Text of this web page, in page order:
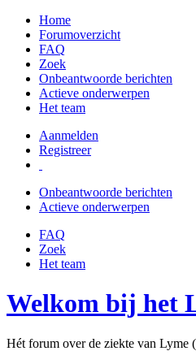
Home
Forumoverzicht
FAQ
Zoek
Onbeantwoorde berichten
Actieve onderwerpen
Het team
Aanmelden
Registreer
Onbeantwoorde berichten
Actieve onderwerpen
FAQ
Zoek
Het team
Welkom bij het
Hét forum over de ziekte van Lyme